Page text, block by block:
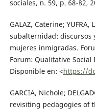
sociales, n. 59, p. 68-82,
GALAZ, Caterine;
subalternidad: discursos
mujeres inmigradas.
Forum: Qualitative Social
Disponible en: <https://
GARCIA, Nichole;
revisiting pedagogies of